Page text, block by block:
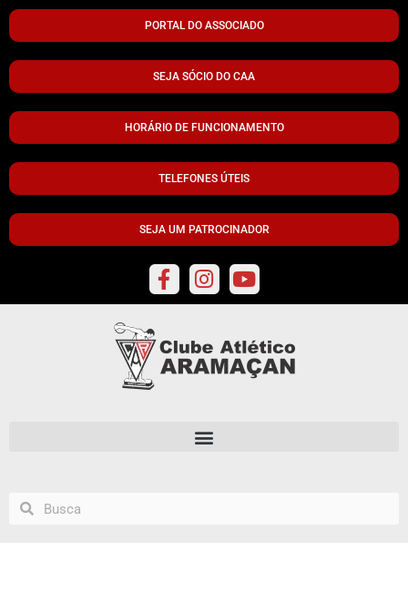
PORTAL DO ASSOCIADO
SEJA SÓCIO DO CAA
HORÁRIO DE FUNCIONAMENTO
TELEFONES ÚTEIS
SEJA UM PATROCINADOR